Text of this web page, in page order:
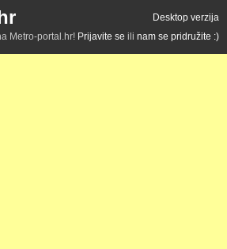
Desktop verzija
Metro-portal.hr! Prijavite se ili nam se pridružite :)